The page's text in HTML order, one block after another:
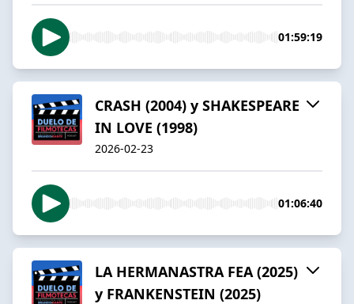
01:59:19
CRASH (2004) y SHAKESPEARE
IN LOVE (1998)
2026-02-23
01:06:40
LA HERMANASTRA FEA (2025)
y FRANKENSTEIN (2025)